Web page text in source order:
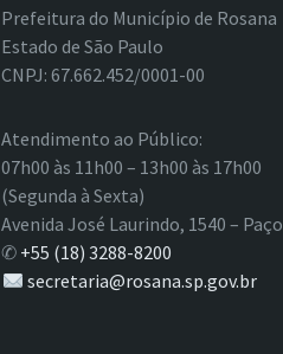
Prefeitura do Município de Rosana
Estado de São Paulo
CNPJ: 67.662.452/0001-00
Atendimento ao Público:
07h00 às 11h00 – 13h00 às 17h00
(Segunda à Sexta)
Avenida José Laurindo, 1540 – Paço
✆ +55 (18) 3288-8200
secretaria@rosana.sp.gov.br